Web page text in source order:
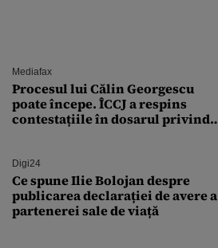
Mediafax
Procesul lui Călin Georgescu
poate începe. ÎCCJ a respins
contestațiile în dosarul privind
Digi24
Ce spune Ilie Bolojan despre
publicarea declarației de avere a
partenerei sale de viață